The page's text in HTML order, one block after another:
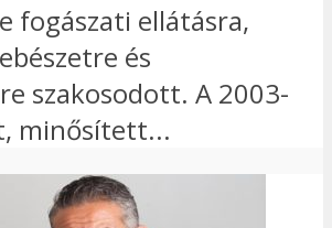
fogászati ellátásra,
és
szakosodott. A 2003-
minősített...